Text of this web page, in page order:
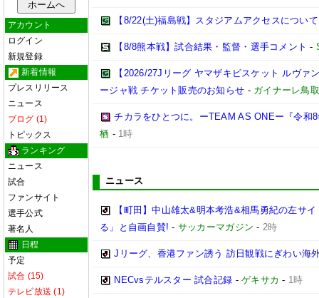
アカウント
ログイン
新規登録
新着情報
プレスリリース
ニュース
ブログ (1)
トピックス
ランキング
ニュース
試合
ファンサイト
選手公式
著名人
日程
予定
試合 (15)
テレビ放送 (1)
【8/22(土)福島戦】スタジアムアクセスについて
【8/8熊本戦】試合結果・監督・選手コメント -
【2026/27Jリーグ ヤマザキビスケット ルヴ
ージャ戦 チケット販売のお知らせ - ガイナーレ鳥取
チカラをひとつに。ーTEAM AS ONEー『令和
栖 - 1時
ニュース
【町田】中山雄太&明本考浩&相馬勇紀の左サ
る」と自画自賛! - サッカーマガジン - 2時
Jリーグ、香港ファン誘う 訪日観戦にぎわい海
NECvsテルスター 試合記録 -ゲキサカ - 1時